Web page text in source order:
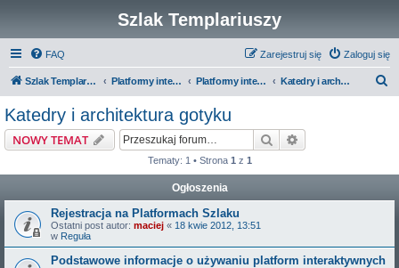
Szlak Templariuszy
FAQ Zaloguj się
Zarejestruj się
Szlak Templariuszy Platformy interaktywne Szlaku Templariuszy Platformy interaktywne - Średniowiecze Katedry i architektura gotyku
Katedry i architektura gotyku
NOWY TEMAT Szukaj
Tematy: 1 • Strona 1 z 1
Ogłoszenia
Rejestracja na Platformach Szlaku
Ostatni post autor: maciej « 18 kwie 2012, 13:51
w Reguła
Podstawowe informacje o używaniu platform interaktywnych